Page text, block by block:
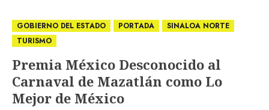
GOBIERNO DEL ESTADO PORTADA
SINALOA NORTE
TURISMO
Premia México Desconocido al
Carnaval de Mazatlán como Lo
Mejor de México